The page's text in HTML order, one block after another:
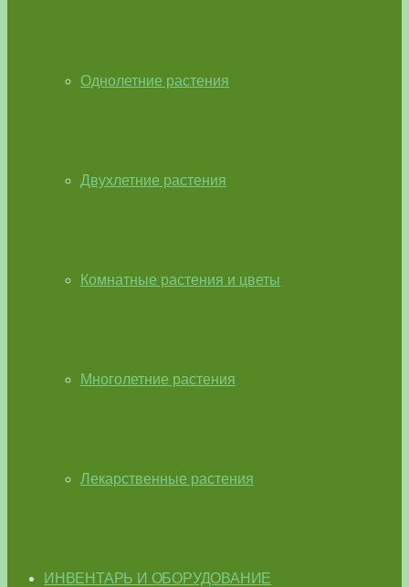
Однолетние растения
Двухлетние растения
Комнатные растения и цветы
Многолетние растения
Лекарственные растения
ИНВЕНТАРЬ И ОБОРУДОВАНИЕ